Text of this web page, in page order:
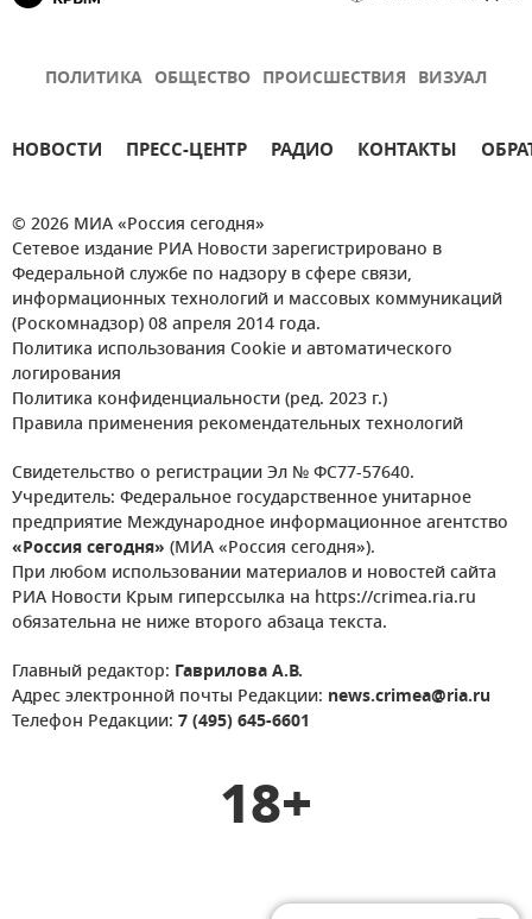
ПОЛИТИКА ОБЩЕСТВО ПРОИСШЕСТВИЯ ВИЗУАЛ
НОВОСТИ ПРЕСС-ЦЕНТР РАДИО КОНТАКТЫ
© 2026 МИА «Россия сегодня»
Сетевое издание РИА Новости зарегистрировано в
Федеральной службе по надзору в сфере связи,
информационных технологий и массовых коммуникаций
(Роскомнадзор) 08 апреля 2014 года.
Политика использования Cookie и автоматического
логирования
Политика конфиденциальности (ред. 2023 г.)
Правила применения рекомендательных технологий
Свидетельство о регистрации Эл № ФС77-57640.
Учредитель: Федеральное государственное унитарное
предприятие Международное информационное агентство
«Россия сегодня» (МИА «Россия сегодня»).
При любом использовании материалов и новостей сайта
РИА Новости Крым гиперссылка на https://crimea.ria.ru
обязательна не ниже второго абзаца текста.
Главный редактор: Гаврилова А.В.
Адрес электронной почты Редакции: news.crimea@ria.ru
Телефон Редакции: 7 (495) 645-6601
18+